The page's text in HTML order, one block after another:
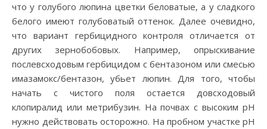
что у голубого люпина цветки беловатые, а у сладкого
белого имеют голубоватый оттенок. Далее очевидно,
что вариант гербицидного контроля отличается от
других зернобобовых. Например, опрыскивание
послевсходовым гербицидом с бентазоном или смесью
имазамокс/бентазон, убьет люпин. Для того, чтобы
начать с чистого поля остается довсходовый
клопиралид или метрибузин. На почвах с высоким pH
нужно действовать осторожно. На пробном участке pH